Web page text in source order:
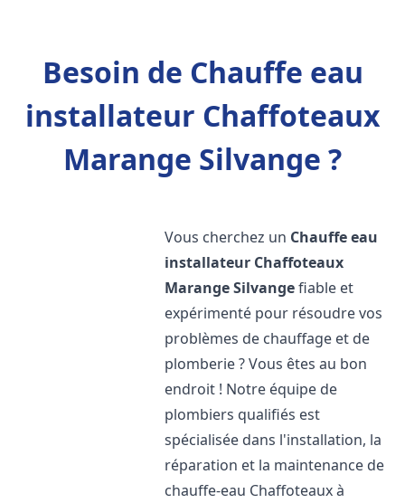
Besoin de Chauffe eau
installateur Chaffoteaux
Marange Silvange ?
Vous cherchez un Chauffe eau
installateur Chaffoteaux
Marange Silvangefiable et
expérimenté pour résoudre vos
problèmes de chauffage et de
plomberie ? Vous êtes au bon
endroit ! Notre équipe de
plombiers qualifiés est
spécialisée dans l'installation, la
réparation et la maintenance de
chauffe-eau Chaffoteaux à